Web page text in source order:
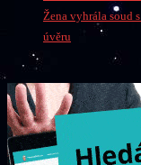
Žena vyhrála soud
úvěru